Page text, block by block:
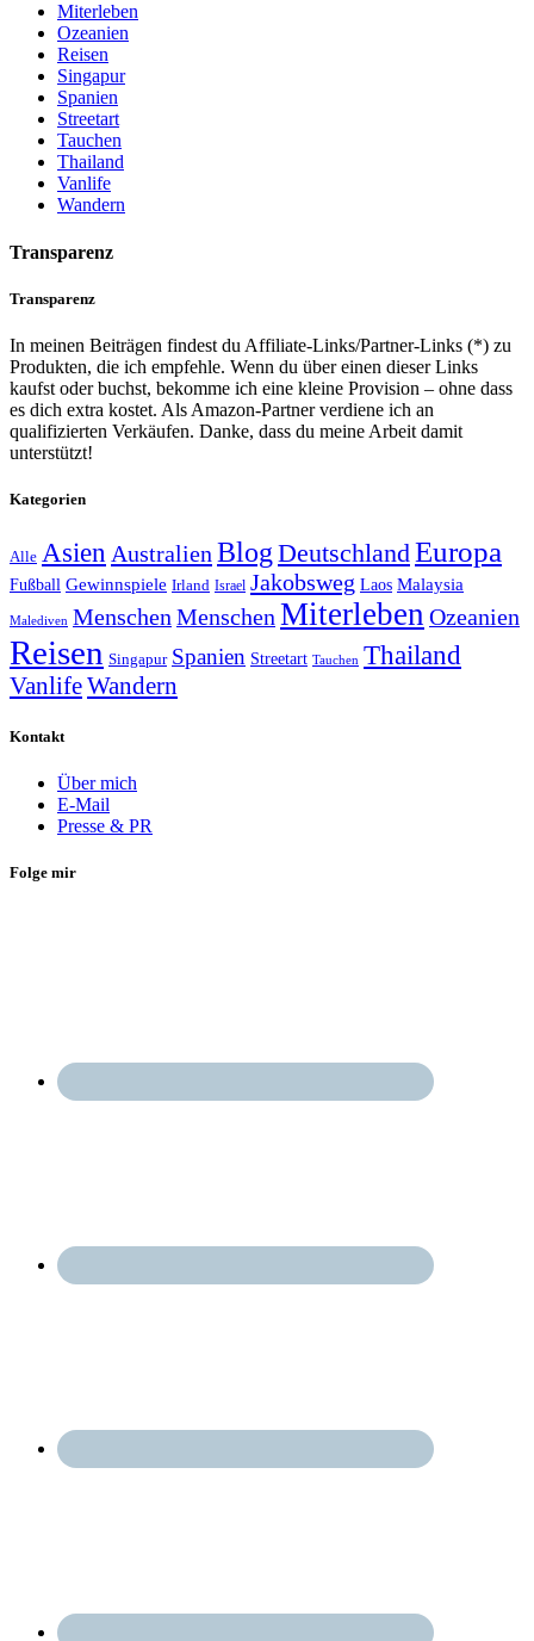
Miterleben
Ozeanien
Reisen
Singapur
Spanien
Streetart
Tauchen
Thailand
Vanlife
Wandern
Transparenz
Transparenz
In meinen Beiträgen findest du Affiliate-Links/Partner-Links (*) zu
Produkten, die ich empfehle. Wenn du über einen dieser Links
kaufst oder buchst, bekomme ich eine kleine Provision – ohne dass
es dich extra kostet. Als Amazon-Partner verdiene ich an
qualifizierten Verkäufen. Danke, dass du meine Arbeit damit
unterstützt!
Kategorien
Alle Asien Australien BlogDeutschlandEuropa
Fußball Gewinnspiele Irland Israel Jakobsweg Laos Malaysia
Malediven Menschen Menschen Miterleben Ozeanien
Reisen Singapur Spanien Streetart Tauchen Thailand
VanlifeWandern
Kontakt
Über mich
E-Mail
Presse & PR
Folge mir